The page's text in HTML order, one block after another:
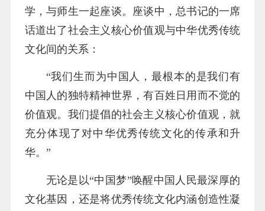
学，与师生一起座谈。座谈中，总书记的一席
话道出了社会主义核心价值观与中华优秀传统
文化间的关系：
“我们生而为中国人，最根本的是我们有
中国人的独特精神世界，有百姓日用而不觉的
价值观。我们提倡的社会主义核心价值观，就
充分体现了对中华优秀传统文化的传承和升
华。”
无论是以“中国梦”唤醒中国人民最深厚的
文化基因，还是将优秀传统文化内涵创造性凝